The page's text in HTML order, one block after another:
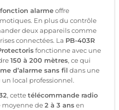
alarmeoffre
En plus du contrôle
deux appareils comme
connectées. La PB-403R
fonctionne avec une
150 à 200 mètres, ce qui
d’alarme sans fil dans une
local professionnel.
, cettetélécommande radio
moyenne de2 à 3 ansen